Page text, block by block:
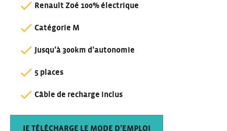
Renault Zoé 100% électrique
Catégorie M
Jusqu’à 300km d’autonomie
5 places
Câble de recharge inclus
JE TÉLÉCHARGE LE MODE D’EMPLOI